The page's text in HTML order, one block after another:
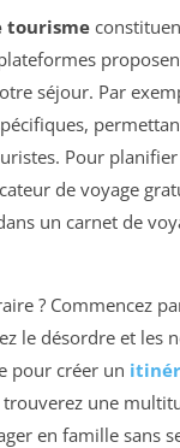
tourisme
séjour. Par
Pour
de voyage
un carnet de
? Commencez
le désordre et les
pour créer un
trouverez une
en famille sans